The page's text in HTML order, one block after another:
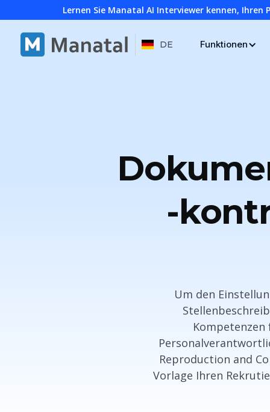
Lernen Sie Manatal AI Interviewer kennen,
DE Funktionen
-
Um den
Reproduction and
Vorlage Ihren